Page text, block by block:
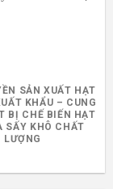
SẢN XUẤT HẠT
KHẨU – CUNG
BỊ CHẾ BIẾN HẠT
SẤY KHÔ CHẤT
LƯỢNG